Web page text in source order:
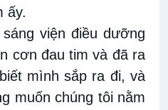
ấy.
viện điều dưỡng
cơn đau tim và đã ra
mình sắp ra đi, và
muốn chúng tôi nằm